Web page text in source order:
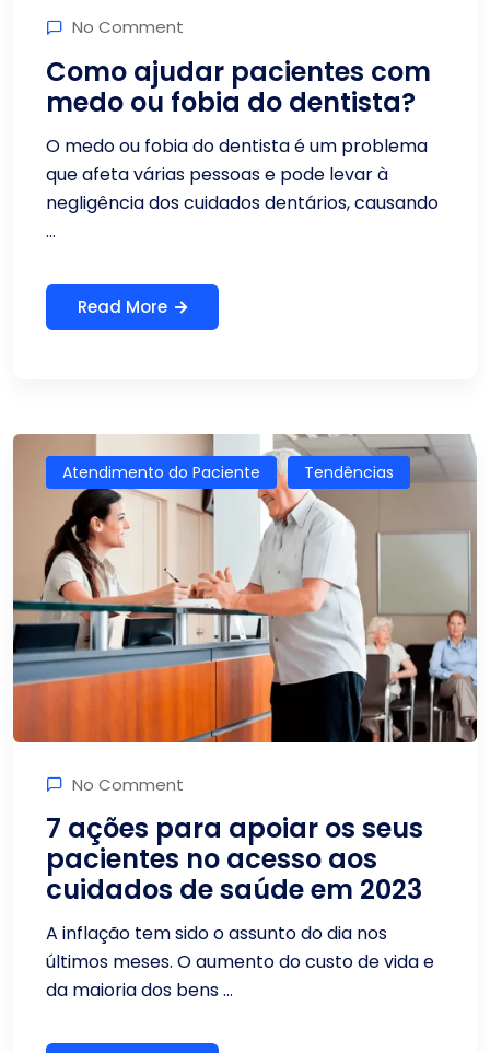
No Comment
Como ajudar pacientes com
medo ou fobia do dentista?
O medo ou fobia do dentista é um problema
que afeta várias pessoas e pode levar à
negligência dos cuidados dentários, causando
...
Read More
Atendimento do Paciente Tendências
No Comment
7 ações para apoiar os seus
pacientes no acesso aos
cuidados de saúde em 2023
A inflação tem sido o assunto do dia nos
últimos meses. O aumento do custo de vida e
da maioria dos bens ...